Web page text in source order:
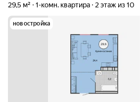
29,5 м² 1-комн. квартира 2 этаж из 10
новостройка